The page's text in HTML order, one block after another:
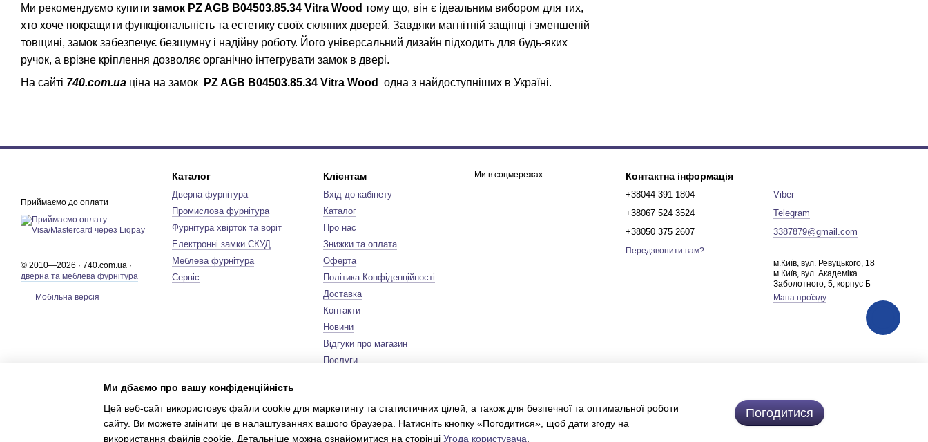
Ми рекомендуємо купити замок PZ AGB B04503.85.34 Vitra Wood тому що, він є ідеальним вибором для тих,
хто хоче покращити функціональність та естетику своїх скляних дверей. Завдяки магнітній защіпці і зменшеній
товщині, замок забезпечує безшумну і надійну роботу. Його універсальний дизайн підходить для будь-яких
ручок, а врізне кріплення дозволяє органічно інтегрувати замок в двері.
На сайті 740.com.ua ціна на замок PZ AGB B04503.85.34 Vitra Wood одна з найдоступніших в Україні.
Приймаємо до оплати
© 2010—2026 · 740.com.ua ·
дверна та меблева фурнітура
Мобільна версія
Каталог
Дверна фурнітура
Промислова фурнітура
Фурнітура хвірток та воріт
Електронні замки СКУД
Меблева фурнітура
Сервіс
Клієнтам
Вхід до кабінету
Каталог
Про нас
Знижки та оплата
Оферта
Політика Конфіденційності
Доставка
Контакти
Новини
Відгуки про магазин
Послуги
Сертифікати
Ми в соцмережах
Інтернет-магазин створений з
Контактна інформація
+38044 391 1804
+38067 524 3524
+38050 375 2607
Передзвонити вам?
Viber
Telegram
3387879@gmail.com
м.Київ, вул. Ревуцького, 18
м.Київ, вул. Академіка
Заболотного, 5, корпус Б
Мапа проїзду
Ми дбаємо про вашу конфіденційність
Цей веб-сайт використовує файли cookie для маркетингу та статистичних цілей, а також для безпечної та оптимальної роботи
сайту. Ви можете змінити це в налаштуваннях вашого браузера. Натисніть кнопку «Погодитися», щоб дати згоду на
використання файлів cookie. Детальніше можна ознайомитися на сторінці Угода користувача
Погодитися